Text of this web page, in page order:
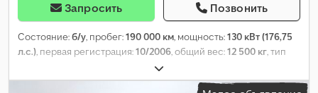
Запросить Позвонить
Состояние:б/у, пробег:190 000 км, мощность:130 кВт (176,75
л.с.), первая регистрация:10/2006, общий вес:12 500 кг, тип
оранжевый
автоматический, класс выбросов:Евро 4, Оборудование:ABS,